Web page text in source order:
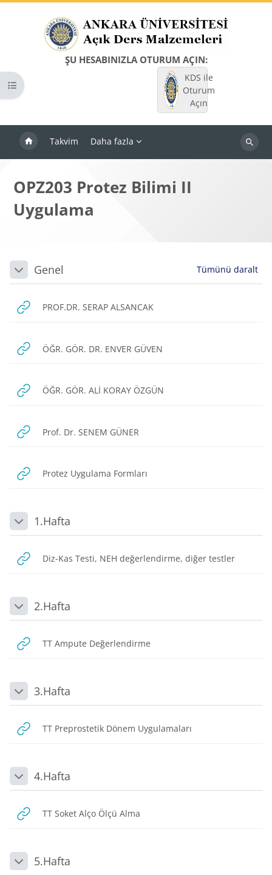
ŞU HESABINIZLA OTURUM AÇIN:
KDS ile
Oturum
Açın
Takvim Daha fazla
Dersleri
Kurs dizinini aç
OPZ203 Protez Bilimi II
Uygulama
Bloklar
Bölüm anahatları
DaraltGenel Tümünü daralt
PROF.DR. SERAP ALSANCAK
ÖĞR. GÖR. DR. ENVER GÜVEN
ÖĞR. GÖR. ALİ KORAY ÖZGÜN
Prof. Dr. SENEM GÜNER
Protez Uygulama Formları
Daralt1.Hafta
Diz-Kas Testi, NEH değerlendirme, diğer testlerURL
Daralt2.Hafta
TT Ampute Değerlendirme
Daralt3.Hafta
TT Preprostetik Dönem Uygulamaları
Daralt4.Hafta
TT Soket Alço Ölçü Alma
Daralt5.Hafta